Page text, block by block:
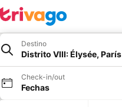
Destino
Distrito VIII: Élysée, París
Check-in/out
Fechas